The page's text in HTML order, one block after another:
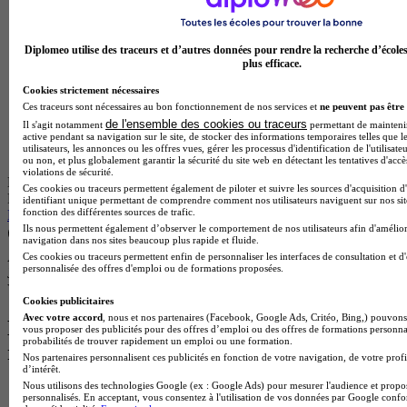
École partenaire
Rocket School - Lille
MSc 1 - Management Commercial & Business Strategy
Lille 59000
Alternance
Je m’informe gratuitement
Voir plus de formations similaires
Les intitulés de diplôme les plus
recherchés
Master Marketing Digital
Diplomeo utilise des traceurs et d’autres données pour rendre la recherche
plus efficace.
Cookies strictement nécessaires
Ces traceurs sont nécessaires au bon fonctionnement de nos services et ne peuvent pas être
Il s'agit notamment de l'ensemble des cookies ou traceurs permettant de
active pendant sa navigation sur le site, de stocker des informations temporaires telles que
utilisateurs, les annonces ou les offres vues, gérer les processus d'identification de
ou non, et plus globalement garantir la sécurité du site web en détectant les tentatives
violations de sécurité.
Ces cookies ou traceurs permettent également de piloter et suivre les sources d'acquisition
identifiant unique permettant de comprendre comment nos utilisateurs naviguent sur nos
fonction des différentes sources de trafic.
Ils nous permettent également d’observer le comportement de nos utilisateurs afin
navigation dans nos sites beaucoup plus rapide et fluide.
Ces cookies ou traceurs permettent enfin de personnaliser les interfaces de consultation et
personnalisée des offres d'emploi ou de formations proposées.
Cookies publicitaires
Avec votre accord , nous et nos partenaires (Facebook, Google Ads, Critéo, Bing,)
vous proposer des publicités pour des offres d’emploi ou des offres de formations
probabilités de trouver rapidement un emploi ou une formation.
Nos partenaires personnalisent ces publicités en fonction de votre navigation, de votre
d’intérêt.
Nous utilisons des technologies Google (ex : Google Ads) pour mesurer l'audience et
personnalisés. En acceptant, vous consentez à l'utilisation de vos données par Google